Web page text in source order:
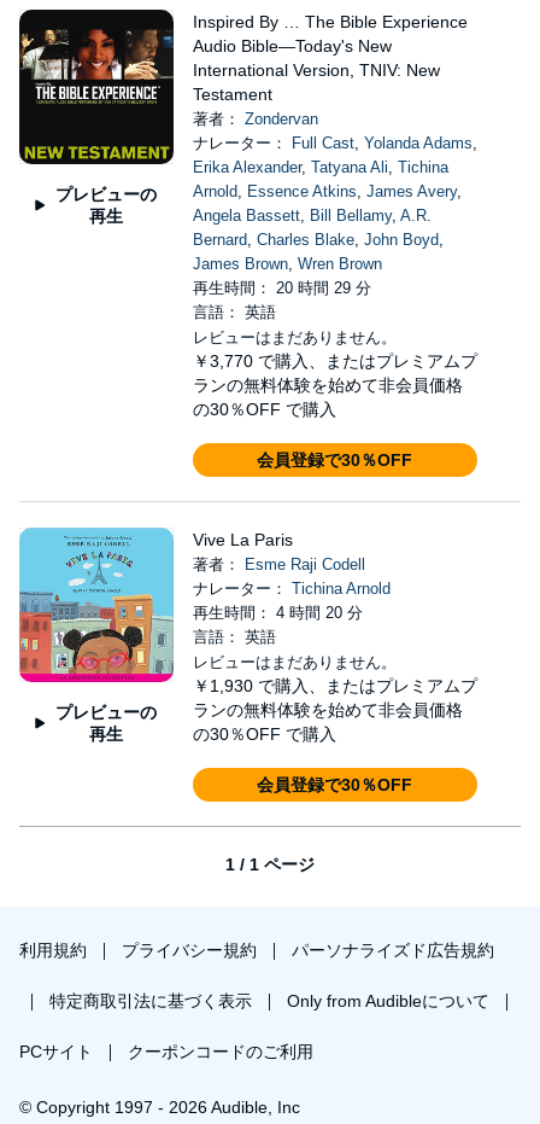
プレビューの
再生
Inspired By … The Bible Experience
Audio Bible—Today's New
International Version, TNIV: New
Testament
著者： Zondervan
ナレーター：
Full Cast, Yolanda Adams
Erika Alexander, Tatyana Ali Tichina
Arnold
Essence Atkins James Avery,
Angela Bassett, Bill Bellamy, A.R.
Bernard Charles Blake, John Boyd
James Brown, Wren Brown
再生時間： 20 時間 29 分
言語： 英語
レビューはまだありません。
￥3,770 で購入、またはプレミアムプ
ランの無料体験を始めて非会員価格
の30％OFF で購入
会員登録で30％OFF
プレビューの
再生
Vive La Paris
著者：
Esme Raji Codell
ナレーター： Tichina Arnold
再生時間： 4 時間 20 分
言語： 英語
レビューはまだありません。
￥1,930 で購入、またはプレミアムプ
ランの無料体験を始めて非会員価格
の30％OFF で購入
会員登録で30％OFF
1 / 1 ページ
利用規約 プライバシー規約 パーソナライズド広告規約
特定商取引法に基づく表示 Only from Audibleについて
PCサイト クーポンコードのご利用
© Copyright 1997 - 2026 Audible, Inc